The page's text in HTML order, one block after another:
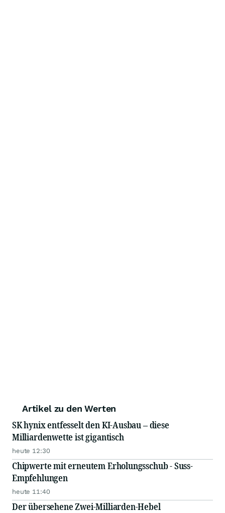
Artikel zu den Werten
SK hynix entfesselt den KI-Ausbau – diese
Milliardenwette ist gigantisch
heute 12:30
Chipwerte mit erneutem Erholungsschub - Suss-
Empfehlungen
heute 11:40
Der übersehene Zwei-Milliarden-Hebel